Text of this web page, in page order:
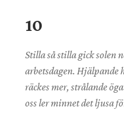
10
Stilla så stilla gick solen
arbetsdagen. Hjälpande
räckes mer, strålande
oss ler minnet det ljusa